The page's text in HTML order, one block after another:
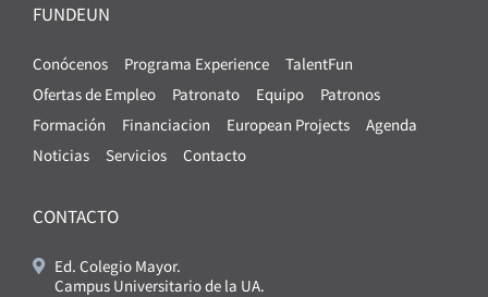
FUNDEUN
Conócenos Programa Experience
TalentFun
Ofertas de Empleo
Patronato Equipo
Patronos
Formación
Financiacion European Projects
Agenda
Noticias
Servicios Contacto
CONTACTO
Ed. Colegio Mayor.
Campus Universitario de la UA.